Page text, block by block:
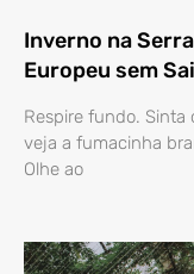
Inverno na
Europeu sem
Respire fundo. Sinta
veja a fumacinha
Olhe ao